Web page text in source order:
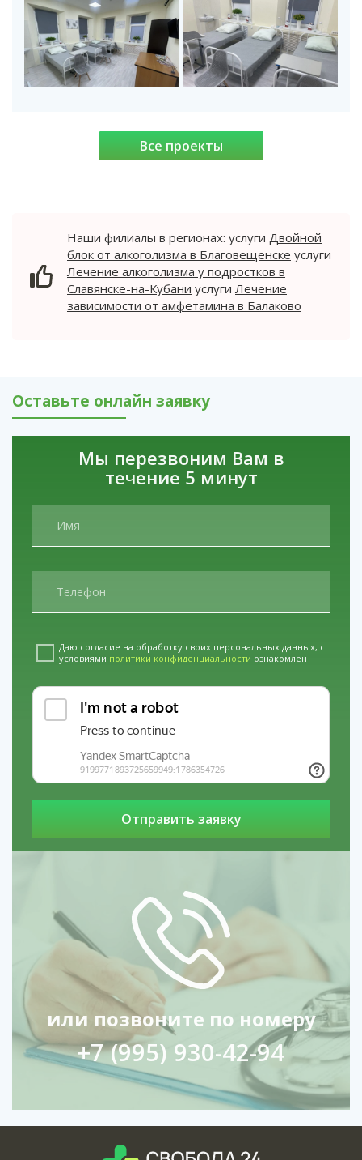
Все проекты
Наши филиалы в регионах: услуги Двойной
блок от алкоголизма в Благовещенске услуги
Лечение алкоголизма у подростков в
Славянске-на-Кубани услуги Лечение
зависимости от амфетамина в Балаково
Оставьте онлайн заявку
Мы перезвоним Вам в
течение 5 минут
Даю согласие на обработку своих персональных данных, с
условиями политики конфиденциальности ознакомлен
или позвоните по номеру
+7 (995) 930-42-94